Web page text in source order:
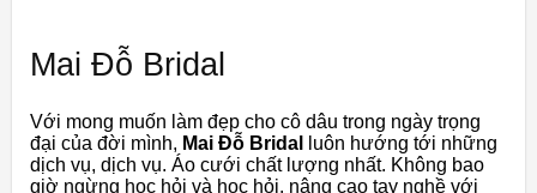
Mai Đỗ Bridal
Với mong muốn làm đẹp cho cô dâu trong ngày trọng
đại của đời mình, Mai Đỗ Bridal
luôn hướng tới những
dịch vụ, dịch vụ. Áo cưới chất lượng nhất. Không bao
giờ ngừng học hỏi và học hỏi. nâng cao tay nghề với